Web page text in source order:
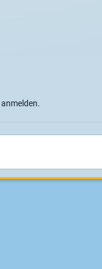
anmelden.